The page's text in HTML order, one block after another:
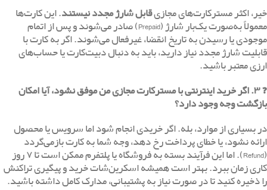
خیر، اکثر مسترکارت‌های مجازیقابل شارژ مجدد نیستند. این کارت‌ها
معمولاً به‌صورت یک‌بار شارژ (Prepaid) صادر می‌شوند و پس از اتمام
موجودی یا رسیدن به تاریخ انقضا، غیرفعال می‌شوند. اگر به کارت با
قابلیت شارژ مجدد نیاز دارید، باید به دنبال دبیت‌کارت یا حساب‌های
ارزی معتبر باشید.
❓ ۳. اگر خرید اینترنتی با مسترکارت مجازی من موفق نشود، آیا امکان
بازگشت وجه وجود دارد؟
در بسیاری از موارد، بله. اگر خریدی انجام شود اما سرویس یا محصول
ارائه نشود، یا خطای پرداخت رخ دهد، وجه شما به کارت بازمی‌گردد
(Refund). اما این فرآیند بسته به فروشگاه یا پلتفرم ممکن است تا ۷ روز
کاری زمان ببرد. بهتر است همیشه اسکرین‌شات خرید و پیگیری تراکنش
را ذخیره کنید تا در صورت نیاز به پشتیبانی، مدارک کامل داشته باشید.